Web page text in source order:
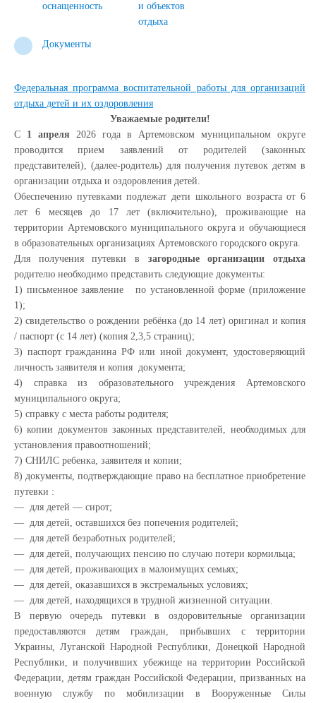
оснащенность
и объектов
отдыха
Документы
Федеральная программа воспитательной работы для организаций
отдыха детей и их оздоровления
Уважаемые родители!
С 1 апреля 2026 года в Артемовском муниципальном округе
проводится прием заявлений от родителей (законных
представителей), (далее-родитель) для получения путевок детям в
организации отдыха и оздоровления детей.
Обеспечению путевками подлежат дети школьного возраста от 6
лет 6 месяцев до 17 лет (включительно), проживающие на
территории Артемовского муниципального округа и обучающиеся
в образовательных организациях Артемовского городского округа.
Для получения путевки в загородные организации отдыха
родителю необходимо представить следующие документы:
1) письменное заявление по установленной форме (приложение
1);
2) свидетельство о рождении ребёнка (до 14 лет) оригинал и копия
/ паспорт (с 14 лет) (копия 2,3,5 страниц);
3) паспорт гражданина РФ или иной документ, удостоверяющий
личность заявителя и копия документа;
4) справка из образовательного учреждения Артемовского
муниципального округа;
5) справку с места работы родителя;
6) копии документов законных представителей, необходимых для
установления правоотношений;
7) СНИЛС ребенка, заявителя и копии;
8) документы, подтверждающие право на бесплатное приобретение
путевки :
— для детей — сирот;
— для детей, оставшихся без попечения родителей;
— для детей безработных родителей;
— для детей, получающих пенсию по случаю потери кормильца;
— для детей, проживающих в малоимущих семьях;
— для детей, оказавшихся в экстремальных условиях;
— для детей, находящихся в трудной жизненной ситуации.
В первую очередь путевки в оздоровительные организации
предоставляются детям граждан, прибывших с территории
Украины, Луганской Народной Республики, Донецкой Народной
Республики, и получивших убежище на территории Российской
Федерации, детям граждан Российской Федерации, призванных на
военную службу по мобилизации в Вооруженные Силы